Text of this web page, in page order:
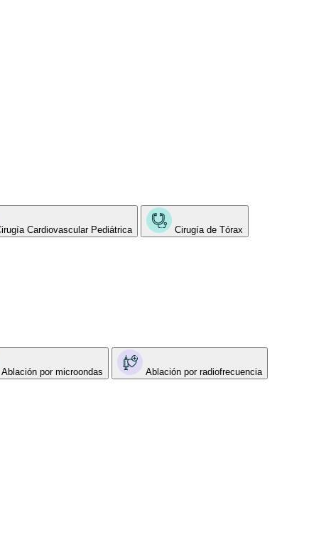
Cardiovascular Pediátrica Cirugía de Tórax
Ablación por microondas Ablación por radiofrecuencia